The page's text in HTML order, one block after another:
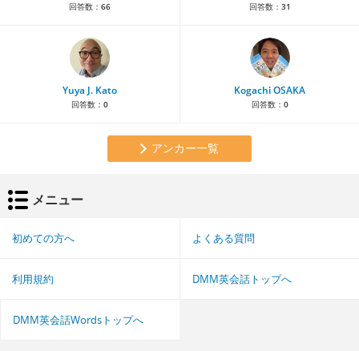
回答数： 66 回答数： 31
Yuya J. Kato
回答数： 0
Kogachi OSAKA
回答数： 0
アンカー一覧
メニュー
初めての方へ よくある質問
利用規約 DMM英会話トップへ
DMM英会話Wordsトップへ